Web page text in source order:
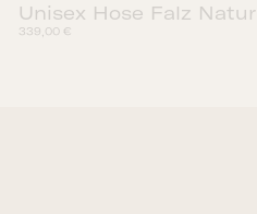
Unisex Hose Falz Natur
339,00 €